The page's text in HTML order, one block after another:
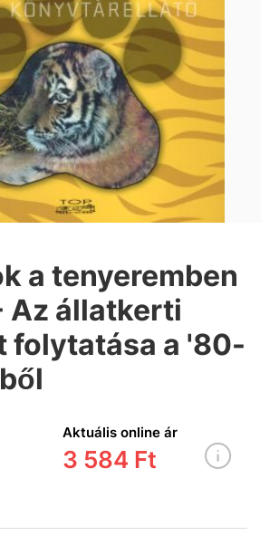
a tenyeremben
Az állatkerti
folytatása a '80-
Aktuális online ár
3 584 Ft